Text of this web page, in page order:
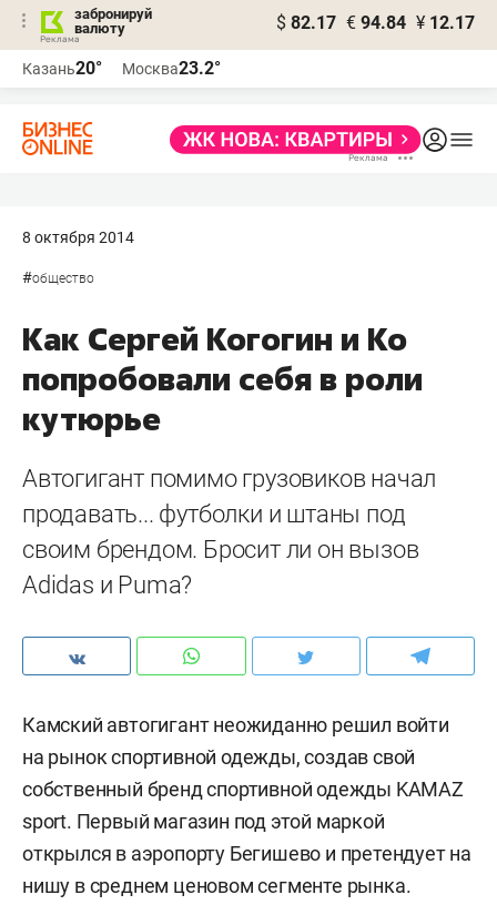
забронируй
валюту
$ 82.17 € 94.84 ¥ 12.17
Казань20° Москва23.2°
8 октября 2014
#общество
Как Сергей Когогин и Ко
попробовали себя в роли
кутюрье
Автогигант помимо грузовиков начал
продавать... футболки и штаны под
своим брендом. Бросит ли он вызов
Adidas и Puma?
Камский автогигант неожиданно решил войти
на рынок спортивной одежды, создав свой
собственный бренд спортивной одежды KAMAZ
sport. Первый магазин под этой маркой
открылся в аэропорту Бегишево и претендует на
нишу в среднем ценовом сегменте рынка.